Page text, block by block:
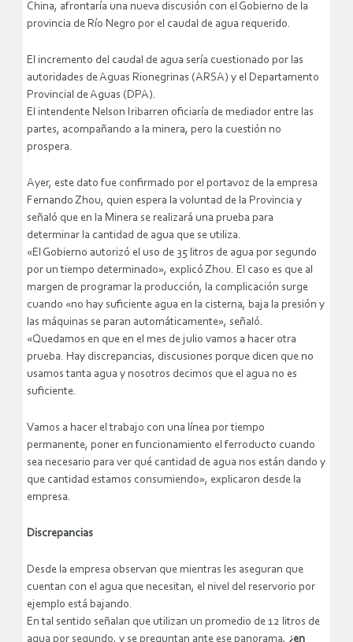
China, afrontaría una nueva discusión con el Gobierno de la
provincia de Río Negro por el caudal de agua requerido.
El incremento del caudal de agua sería cuestionado por las
autoridades de Aguas Rionegrinas (ARSA) y el Departamento
Provincial de Aguas (DPA).
El intendente Nelson Iribarren oficiaría de mediador entre las
partes, acompañando a la minera, pero la cuestión no
prospera.
Ayer, este dato fue confirmado por el portavoz de la empresa
Fernando Zhou, quien espera la voluntad de la Provincia y
señaló que en la Minera se realizará una prueba para
determinar la cantidad de agua que se utiliza.
«El Gobierno autorizó el uso de 35 litros de agua por segundo
por un tiempo determinado», explicó Zhou. El caso es que al
margen de programar la producción, la complicación surge
cuando «no hay suficiente agua en la cisterna, baja la presión y
las máquinas se paran automáticamente», señaló.
«Quedamos en que en el mes de julio vamos a hacer otra
prueba. Hay discrepancias, discusiones porque dicen que no
usamos tanta agua y nosotros decimos que el agua no es
suficiente.
Vamos a hacer el trabajo con una línea por tiempo
permanente, poner en funcionamiento el ferroducto cuando
sea necesario para ver qué cantidad de agua nos están dando y
que cantidad estamos consumiendo», explicaron desde la
empresa.
Discrepancias
Desde la empresa observan que mientras les aseguran que
cuentan con el agua que necesitan, el nivel del reservorio por
ejemplo está bajando.
En tal sentido señalan que utilizan un promedio de 12 litros de
agua por segundo, y se preguntan ante ese panorama, ¿en